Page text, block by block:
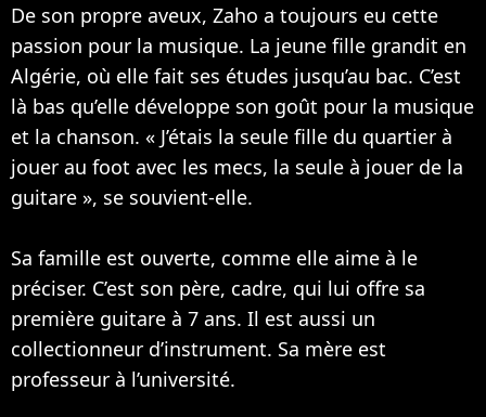
De son propre aveux, Zaho a toujours eu cette
passion pour la musique. La jeune fille grandit en
Algérie, où elle fait ses études jusqu’au bac. C’est
là bas qu’elle développe son goût pour la musique
et la chanson. « J’étais la seule fille du quartier à
jouer au foot avec les mecs, la seule à jouer de la
guitare », se souvient-elle.
Sa famille est ouverte, comme elle aime à le
préciser. C’est son père, cadre, qui lui offre sa
première guitare à 7 ans. Il est aussi un
collectionneur d’instrument. Sa mère est
professeur à l’université.